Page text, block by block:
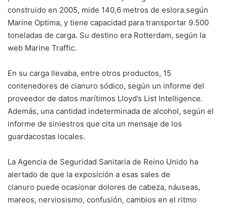
construido en 2005, mide 140,6 metros de eslora.según
Marine Optima, y tiene capacidad para transportar 9.500
toneladas de carga. Su destino era Rotterdam, según la
web Marine Traffic.
En su carga llevaba, entre otros productos, 15
contenedores de cianuro sódico, según un informe del
proveedor de datos marítimos Lloyd’s List Intelligence.
Además, una cantidad indeterminada de alcohol, según el
informe de siniestros que cita un mensaje de los
guardacostas locales.
La Agencia de Seguridad Sanitaria de Reino Unido ha
alertado de que la exposición a esas sales de
cianuro puede ocasionar dolores de cabeza, náuseas,
mareos, nerviosismo, confusión, cambios en el ritmo